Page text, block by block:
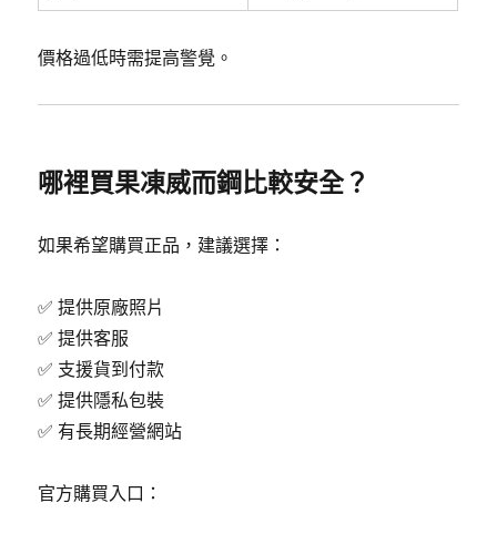
價格過低時需提高警覺。
哪裡買果凍威而鋼比較安全？
如果希望購買正品，建議選擇：
✅ 提供原廠照片
✅ 提供客服
✅ 支援貨到付款
✅ 提供隱私包裝
✅ 有長期經營網站
官方購買入口：